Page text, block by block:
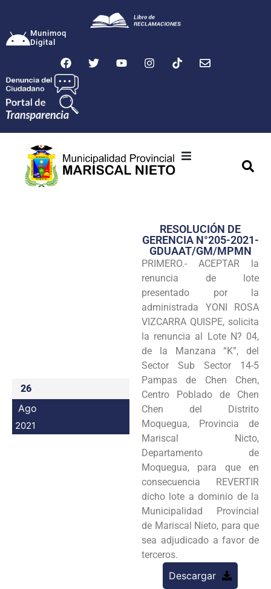
Munimoq
Digital
Transparencia
Seguridad
Programas
Intranet
26
Ago
2021
RESOLUCIÓN DE
GERENCIA N°205-2021-
GDUAAT/GM/MPMN
PRIMERO.- ACEPTAR la
renuncia de lote
presentado por la
administrada YONI ROSA
VIZCARRA QUISPE, solicita
la renuncia al Lote N? 04,
de la Manzana “K”, del
Sector Sub Sector 14-5
Pampas de Chen Chen,
Centro Poblado de Chen
Chen del Distrito
Moquegua, Provincia de
Mariscal Nicto,
Departamento de
Moquegua, para que en
consecuencia REVERTIR
dicho lote a dominio de la
Municipalidad Provincial
de Mariscal Nieto, para que
sea adjudicado a favor de
terceros.
Descargar